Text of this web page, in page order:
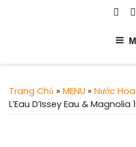
Trang Chủ » MENU » Nước
L’Eau D’Issey Eau & Magnolia